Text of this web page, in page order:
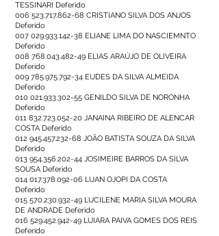
TESSINARI Deferido
006 523.717.862-68 CRISTIANO SILVA DOS ANJOS
Deferido
007 029.933.142-38 ELIANE LIMA DO NASCIEMNTO
Deferido
008 768.043.482-49 ELIAS ARAÚJO DE OLIVEIRA
Deferido
009 785.975.792-34 EUDES DA SILVA ALMEIDA
Deferido
010 021.933.302-55 GENILDO SILVA DE NORONHA
Deferido
011 832.723.052-20 JANAINA RIBEIRO DE ALENCAR
COSTA Deferido
012 945.457.232-68 JOÃO BATISTA SOUZA DA SILVA
Deferido
013 954.356.202-44 JOSIMEIRE BARROS DA SILVA
SOUSA Deferido
014 017.378.092-06 LUAN OJOPI DA COSTA
Deferido
015 570.230.932-49 LUCILENE MARIA SILVA MOURA
DE ANDRADE Deferido
016 529.452.942-49 LUIARA PAIVA GOMES DOS REIS
Deferido